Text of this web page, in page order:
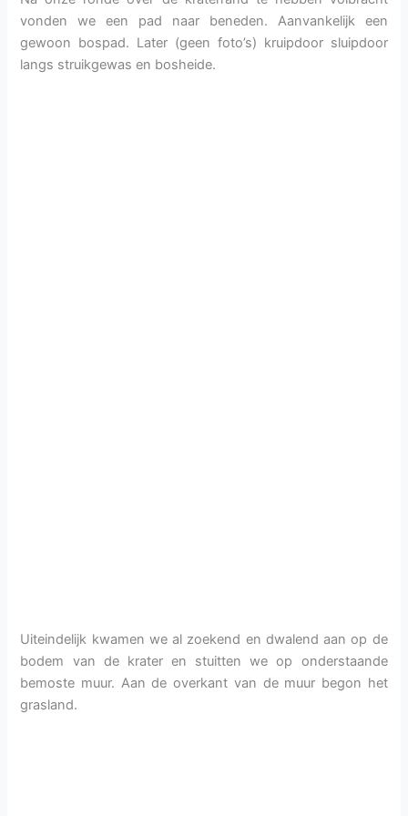
vonden we een pad naar beneden. Aanvankelijk een
gewoon bospad. Later (geen foto’s) kruipdoor sluipdoor
langs struikgewas en bosheide.
Uiteindelijk kwamen we al zoekend en dwalend aan op de
bodem van de krater en stuitten we op onderstaande
bemoste muur. Aan de overkant van de muur begon het
grasland.